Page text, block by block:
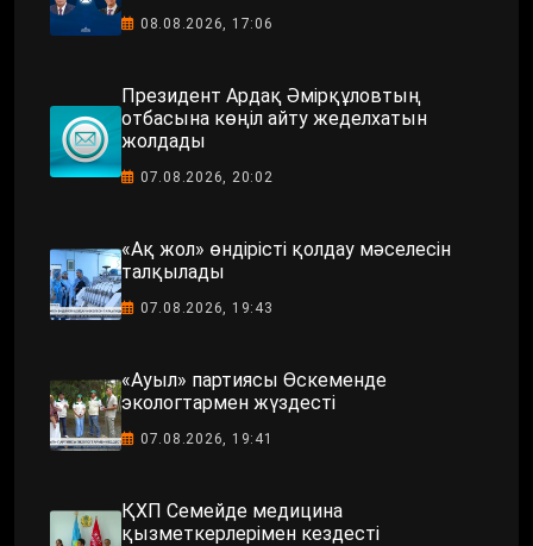
08.08.2026, 17:06
Президент Ардақ Әмірқұловтың
отбасына көңіл айту жеделхатын
жолдады
07.08.2026, 20:02
«Ақ жол» өндірісті қолдау мәселесін
талқылады
07.08.2026, 19:43
«Ауыл» партиясы Өскеменде
экологтармен жүздесті
07.08.2026, 19:41
ҚХП Семейде медицина
қызметкерлерімен кездесті